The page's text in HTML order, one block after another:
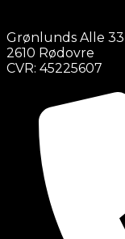
Grønlunds Alle 33
2610 Rødovre
CVR: 45225607